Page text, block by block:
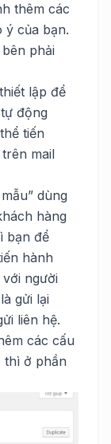
thêm các
ý của bạn.
phải
lập để
động
tiến
mail
dùng
hàng
bạn để
hành
người
gửi lại
liên hệ.
các cấu
thì ở phần